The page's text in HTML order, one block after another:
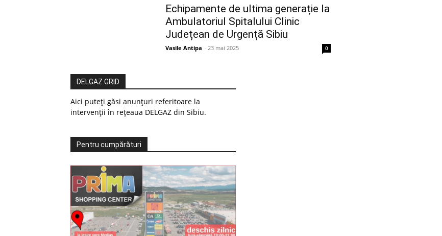
Echipamente de ultima generație la
Ambulatoriul Spitalului Clinic
Județean de Urgență Sibiu
Vasile Antipa - 23 mai 2025 0
DELGAZ GRID
Aici puteți găsi anunțuri referitoare la
intervenții în rețeaua DELGAZ din Sibiu.
Pentru cumpărături